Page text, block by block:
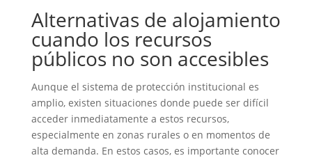
Alternativas de alojamiento
cuando los recursos
públicos no son accesibles
Aunque el sistema de protección institucional es
amplio, existen situaciones donde puede ser difícil
acceder inmediatamente a estos recursos,
especialmente en zonas rurales o en momentos de
alta demanda. En estos casos, es importante conocer